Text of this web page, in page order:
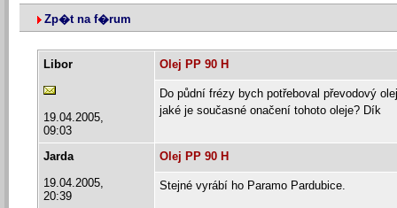
Zp�t na f�rum
Libor
19.04.2005,
09:03
Olej PP 90 H
Do půdní frézy bych potřeboval převodový
jaké je současné onačení tohoto oleje? Dík
Jarda
19.04.2005,
20:39
Olej PP 90 H
Stejné vyrábí ho Paramo Pardubice.